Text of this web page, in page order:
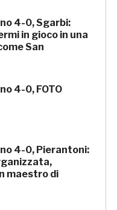
4-0, Sgarbi:
in gioco in una
San
4-0, FOTO
4-0, Pierantoni:
maestro di